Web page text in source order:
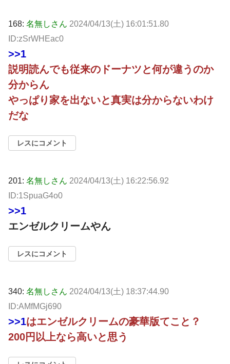
168: 名無しさん 2024/04/13(土) 16:01:51.80
ID:zSrWHEac0
>>1
説明読んでも従来のドーナツと何が違うのか
分からん
やっぱり家を出ないと真実は分からないわけ
だな
レスにコメント
201: 名無しさん 2024/04/13(土) 16:22:56.92
ID:1SpuaG4o0
>>1
エンゼルクリームやん
レスにコメント
340: 名無しさん 2024/04/13(土) 18:37:44.90
ID:AMfMGj690
>>1はエンゼルクリームの豪華版てこと？
200円以上なら高いと思う